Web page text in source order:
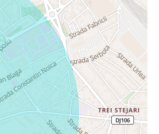
din Sibiu, datorită accesului